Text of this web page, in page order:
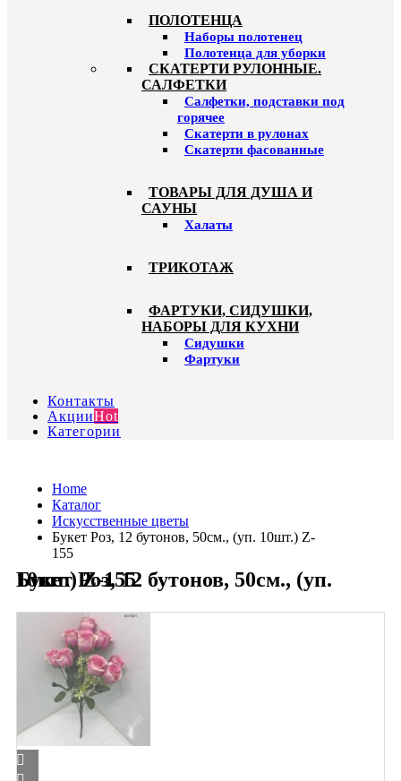
ПОЛОТЕНЦА
Наборы полотенец
Полотенца для уборки
СКАТЕРТИ РУЛОННЫЕ.
САЛФЕТКИ
Салфетки, подставки под
горячее
Скатерти в рулонах
Скатерти фасованные
ТОВАРЫ ДЛЯ ДУША И
САУНЫ
Халаты
ТРИКОТАЖ
ФАРТУКИ, СИДУШКИ,
НАБОРЫ ДЛЯ КУХНИ
Сидушки
Фартуки
Контакты
АкцииHot
Категории
Home
Каталог
Искусственные цветы
Букет Роз, 12 бутонов, 50см., (уп. 10шт.) Z-
155
Букет Роз, 12 бутонов, 50см., (уп. 10шт.) Z-155